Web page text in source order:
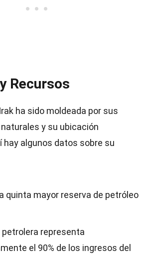
Recursos
ha sido moldeada por sus
y su ubicación
hay algunos datos sobre su
quinta mayor reserva de petróleo
petrolera representa
el 90% de los ingresos del